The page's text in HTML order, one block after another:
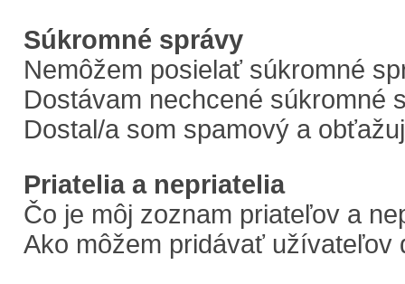
Súkromné správy
Nemôžem posielať súkromné
Dostávam nechcené súkromné
Dostal/a som spamový a
Priatelia a nepriatelia
Čo je môj zoznam priateľov a
Ako môžem pridávať užívateľov